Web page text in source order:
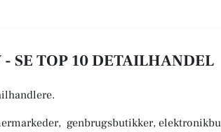
SE TOP 10 DETAILHANDEL
genbrugsbutikker,